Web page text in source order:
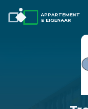
APPARTEMENT
& EIGENAAR